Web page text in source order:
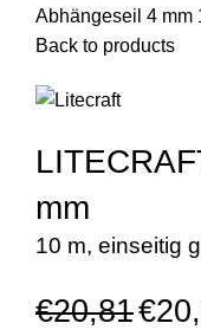
Abhängeseil 4 mm
Back to products
mm
10 m, einseitig
€20,81€